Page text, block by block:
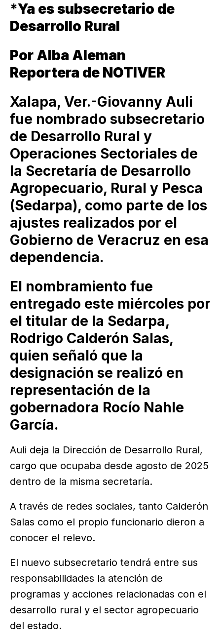
*Ya es subsecretario de
Desarrollo Rural
Por Alba Aleman
Reportera de NOTIVER
Xalapa, Ver.-Giovanny Auli
fue nombrado subsecretario
de Desarrollo Rural y
Operaciones Sectoriales de
la Secretaría de Desarrollo
Agropecuario, Rural y Pesca
(Sedarpa), como parte de los
ajustes realizados por el
Gobierno de Veracruz en esa
dependencia.
El nombramiento fue
entregado este miércoles por
el titular de la Sedarpa,
Rodrigo Calderón Salas,
quien señaló que la
designación se realizó en
representación de la
gobernadora Rocío Nahle
García.
Auli deja la Dirección de Desarrollo Rural,
cargo que ocupaba desde agosto de 2025
dentro de la misma secretaría.
A través de redes sociales, tanto Calderón
Salas como el propio funcionario dieron a
conocer el relevo.
El nuevo subsecretario tendrá entre sus
responsabilidades la atención de
programas y acciones relacionadas con el
desarrollo rural y el sector agropecuario
del estado.